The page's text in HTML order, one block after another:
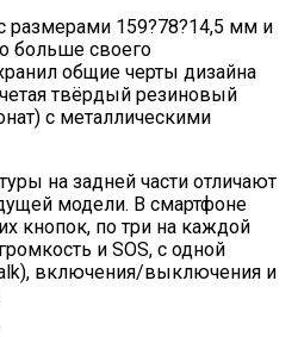
размерами 159?78?14,5 мм и
больше своего
общие черты дизайна
твёрдый резиновый
с металлическими
на задней части отличают
модели. В смартфоне
кнопок, по три на каждой
и SOS, с одной
включения/выключения и